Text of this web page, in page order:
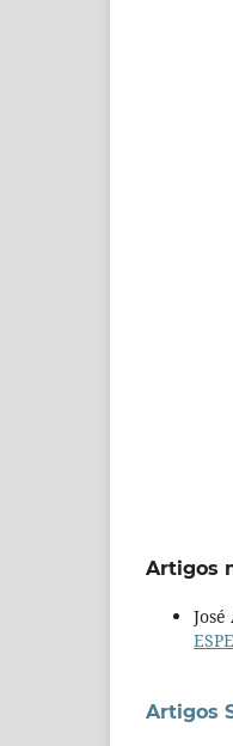
Artigos
Artigos